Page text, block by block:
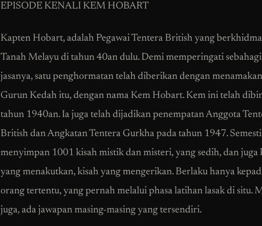
EPISODE KENALI KEM HOBART
Kapten Hobart, adalah Pegawai Tentera British yang
Tanah Melayu di tahun 40an dulu. Demi memperingati
jasanya, satu penghormatan telah diberikan dengan
Gurun Kedah itu, dengan nama Kem Hobart. Kem ini telah
tahun 1940an. Ia juga telah dijadikan penempatan Anggota
British dan Angkatan Tentera Gurkha pada tahun 1947.
menyimpan 1001 kisah mistik dan misteri, yang sedih, dan juga
yang menakutkan, kisah yang mengerikan. Berlaku hanya
orang tertentu, yang pernah melalui phasa latihan lasak di situ.
juga, ada jawapan masing-masing yang tersendiri.